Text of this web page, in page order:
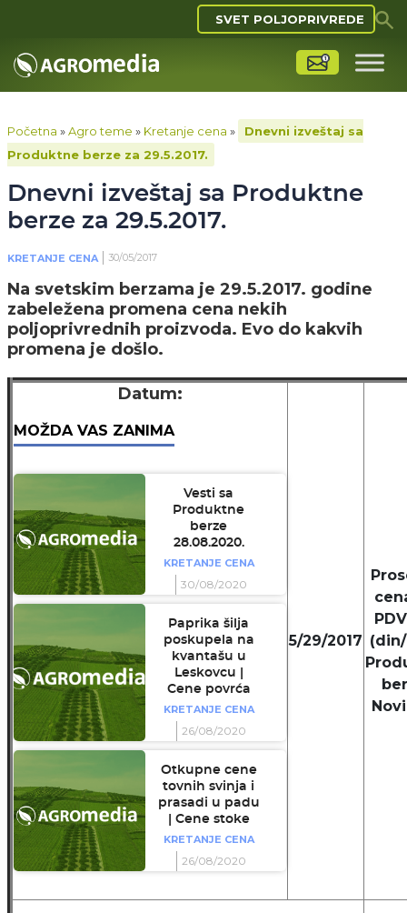
SVET POLJOPRIVREDE
Početna »Agro teme » Kretanje cena »
Dnevni izveštaj sa
Produktne berze za 29.5.2017.
Dnevni izveštaj sa Produktne
berze za 29.5.2017.
KRETANJE CENA 30/05/2017
Na svetskim berzama je 29.5.2017. godine
zabeležena promena cena nekih
poljoprivrednih proizvoda. Evo do kakvih
promena je došlo.
Datum:
MOŽDA VAS ZANIMA
Vesti sa
Produktne
berze
28.08.2020.
KRETANJE CENA
30/08/2020
Paprika šilja
poskupela na
kvantašu u
Leskovcu |
Cene povrća
KRETANJE CENA
26/08/2020
Otkupne cene
tovnih svinja i
prasadi u padu
| Cene stoke
KRETANJE CENA
26/08/2020
5/29/2017